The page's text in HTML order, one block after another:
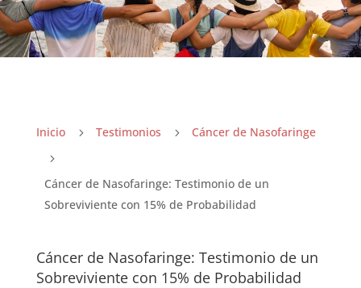
Inicio 5 Testimonios 5 Cáncer de Nasofaringe
5
Cáncer de Nasofaringe: Testimonio de un
Sobreviviente con 15% de Probabilidad
Cáncer de Nasofaringe: Testimonio de un
Sobreviviente con 15% de Probabilidad